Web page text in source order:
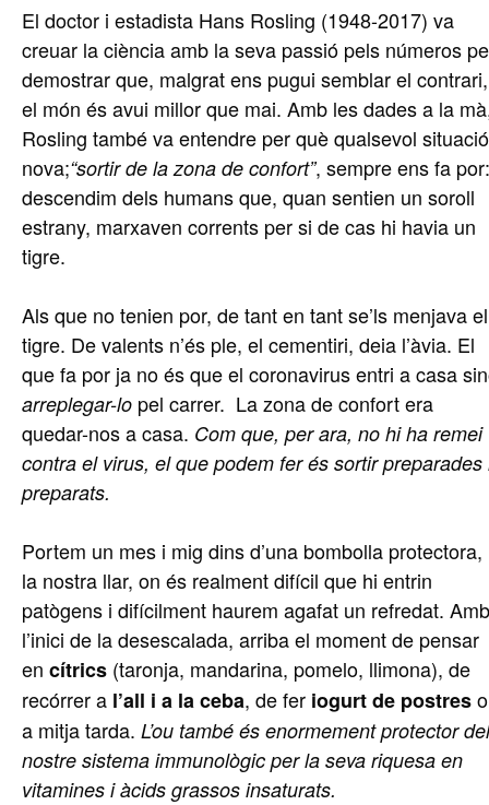
El doctor i estadista Hans Rosling (1948-2017) va
creuar la ciència amb la seva passió pels números
demostrar que, malgrat ens pugui semblar el contrari,
el món és avui millor que mai. Amb les dades a la
Rosling també va entendre per què qualsevol situació
nova;“sortir de la zona de confort”, sempre ens fa por:
descendim dels humans que, quan sentien un soroll
estrany, marxaven corrents per si de cas hi havia un
tigre.
Als que no tenien por, de tant en tant se’ls menjava el
tigre. De valents n’és ple, el cementiri, deia l’àvia. El
que fa por ja no és que el coronavirus entri a casa
arreplegar-lo pel carrer. La zona de confort era
quedar-nos a casa. Com que, per ara, no hi ha remei
contra el virus, el que podem fer és sortir preparades
preparats.
Portem un mes i mig dins d’una bombolla protectora,
la nostra llar, on és realment difícil que hi entrin
patògens i difícilment haurem agafat un refredat. Amb
l’inici de la desescalada, arriba el moment de pensar
en cítrics (taronja, mandarina, pomelo, llimona), de
recórrer a l’all i a la ceba, de fer iogurt de postreso
a mitja tarda. L’ou també és enormement protector del
nostre sistema immunològic per la seva riquesa en
vitamines i àcids grassos insaturats.